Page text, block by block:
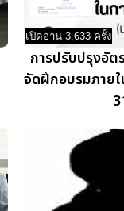
เปิดอ่าน 3,633 ครั้ง
การปรับปรุงอัต
จัดฝึกอบรมภายใ